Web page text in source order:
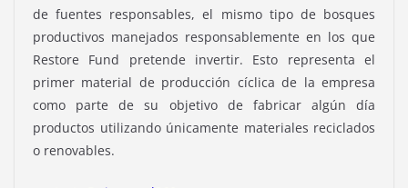
de fuentes responsables, el mismo tipo de bosques
productivos manejados responsablemente en los que
Restore Fund pretende invertir. Esto representa el
primer material de producción cíclica de la empresa
como parte de su objetivo de fabricar algún día
productos utilizando únicamente materiales reciclados
o renovables.